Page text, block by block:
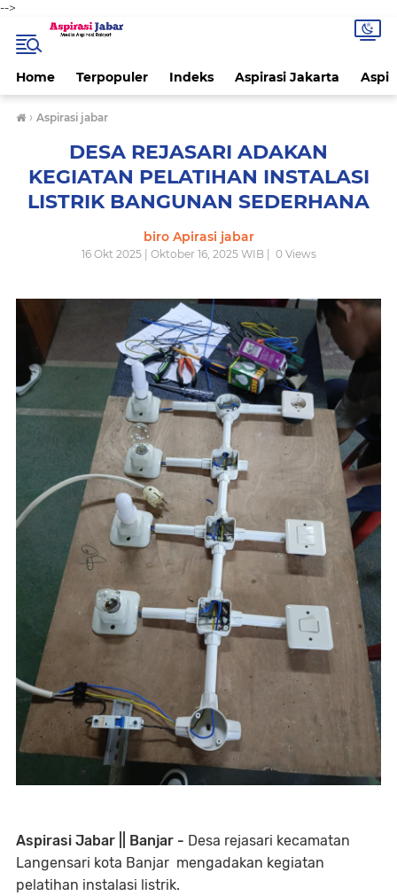
-->
Home Terpopuler Indeks Aspirasi Jakarta
› Aspirasi jabar
DESA REJASARI ADAKAN
KEGIATAN PELATIHAN INSTALASI
LISTRIK BANGUNAN SEDERHANA
biro Apirasi jabar
16 Okt 2025 | Oktober 16, 2025 WIB | 0Views
Aspirasi Jabar || Banjar - Desa rejasari kecamatan
Langensari kota Banjar mengadakan kegiatan
pelatihan instalasi listrik.